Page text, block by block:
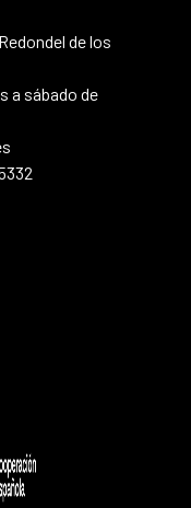
de los
a sábado de